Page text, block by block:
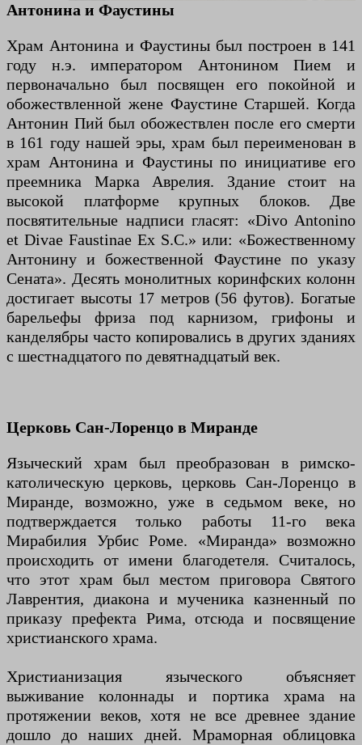
Антонина и Фаустины
Храм Антонина и Фаустины был построен в 141
году н.э. императором Антонином Пием и
первоначально был посвящен его покойной и
обожествленной жене Фаустине Старшей. Когда
Антонин Пий был обожествлен после его смерти
в 161 году нашей эры, храм был переименован в
храм Антонина и Фаустины по инициативе его
преемника Марка Аврелия. Здание стоит на
высокой платформе крупных блоков. Две
посвятительные надписи гласят: «Divo Antonino
et Divae Faustinae Ex S.C.» или: «Божественному
Антонину и божественной Фаустине по указу
Сената». Десять монолитных коринфских колонн
достигает высоты 17 метров (56 футов). Богатые
барельефы фриза под карнизом, грифоны и
канделябры часто копировались в других зданиях
с шестнадцатого по девятнадцатый век.
Церковь Сан-Лоренцо в Миранде
Языческий храм был преобразован в римско-
католическую церковь, церковь Сан-Лоренцо в
Миранде, возможно, уже в седьмом веке, но
подтверждается только работы 11-го века
Мирабилия Урбис Роме. «Миранда» возможно
происходить от имени благодетеля. Считалось,
что этот храм был местом приговора Святого
Лаврентия, диакона и мученика казненный по
приказу префекта Рима, отсюда и посвящение
христианского храма.
Христианизация языческого объясняет
выживание колоннады и портика храма на
протяжении веков, хотя не все древнее здание
дошло до наших дней. Мраморная облицовка